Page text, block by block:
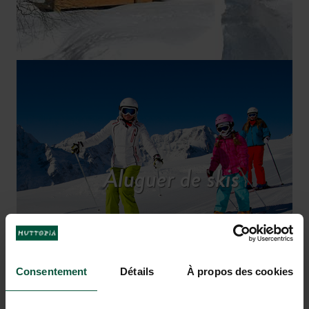
Consentement Détails À propos des cookies
Aluguer de skis